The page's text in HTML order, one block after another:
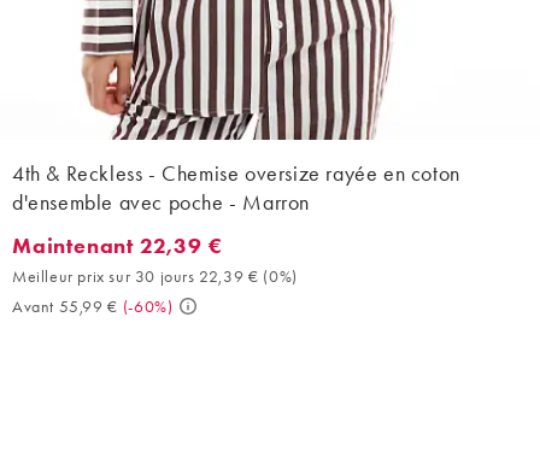
4th & Reckless - Chemise oversize rayée en coton
d'ensemble avec poche - Marron
Maintenant 22,39 €. Meilleur prix sur 30 jours 22,39 € (0%).
Maintenant 22,39 €
Meilleur prix sur 30 jours 22,39 € (0%)
Avant 55,99 € (-60%)